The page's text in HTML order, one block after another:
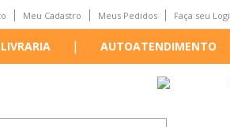
Meu Cadastro Meus Pedidos Faça seu
LIVRARIA | AUTOATENDIMENTO